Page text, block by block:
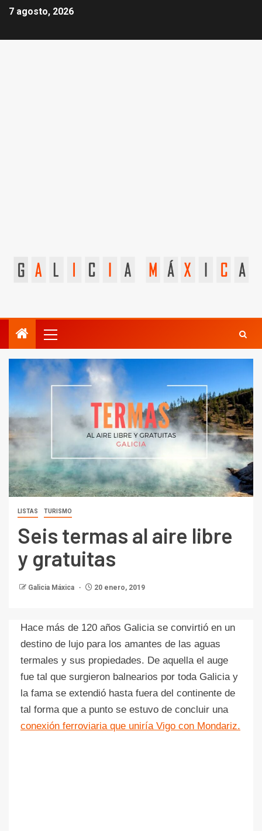
7 agosto, 2026
LISTAS TURISMO
Seis termas al aire libre
y gratuitas
Galicia Máxica 20 enero, 2019
Hace más de 120 años Galicia se convirtió en un
destino de lujo para los amantes de las aguas
termales y sus propiedades. De aquella el auge
fue tal que surgieron balnearios por toda Galicia y
la fama se extendió hasta fuera del continente de
tal forma que a punto se estuvo de concluir una
conexión ferroviaria que uniría Vigo con Mondariz.